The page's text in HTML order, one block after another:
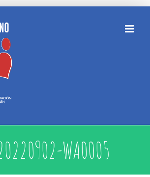
WA0005